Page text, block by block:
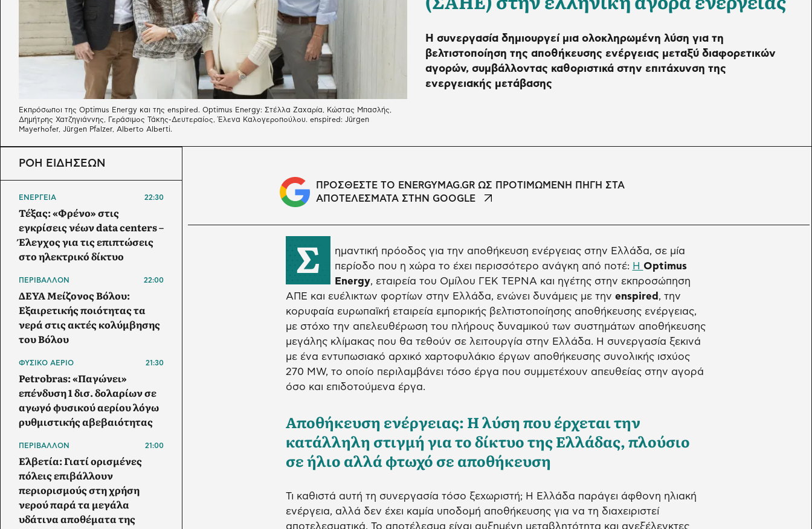
Η συνεργασία δημιουργεί μια ολοκληρωμένη λύση για τη
βελτιστοποίηση της αποθήκευσης ενέργειας μεταξύ διαφορετικών
αγορών, συμβάλλοντας καθοριστικά στην επιτάχυνση της
ενεργειακής μετάβασης
Εκπρόσωποι της Optimus Energy και της enspired. Optimus Energy: Στέλλα Ζαχαρία, Κώστας Μπασλής,
Δημήτρης Χατζηγιάννης, Γεράσιμος Τάκης-Δευτεραίος, Έλενα Καλογεροπούλου. enspired: Jürgen
Mayerhofer, Jürgen Pfalzer, Alberto Alberti.
ΠΡΟΣΘΕΣΤΕ ΤΟ ENERGYMAG.GR ΩΣ ΠΡΟΤΙΜΩΜΕΝΗ ΠΗΓΗ ΣΤΑ
ΑΠΟΤΕΛΕΣΜΑΤΑ ΣΤΗΝ GOOGLE
Σ
ημαντική πρόοδος για την αποθήκευση ενέργειας στην Ελλάδα, σε μία
περίοδο που η χώρα το έχει περισσότερο ανάγκη από ποτέ: Η Optimus
Energy, εταιρεία του Ομίλου ΓΕΚ ΤΕΡΝΑ και ηγέτης στην εκπροσώπηση
ΑΠΕ και ευέλικτων φορτίων στην Ελλάδα, ενώνει δυνάμεις με την enspired , την
κορυφαία ευρωπαϊκή εταιρεία εμπορικής βελτιστοποίησης αποθήκευσης ενέργειας,
με στόχο την απελευθέρωση του πλήρους δυναμικού των συστημάτων αποθήκευσης
μεγάλης κλίμακας που θα τεθούν σε λειτουργία στην Ελλάδα. Η συνεργασία ξεκινά
με ένα εντυπωσιακό αρχικό χαρτοφυλάκιο έργων αποθήκευσης συνολικής ισχύος
270 MW, το οποίο περιλαμβάνει τόσο έργα που συμμετέχουν απευθείας στην αγορά
όσο και επιδοτούμενα έργα.
Αποθήκευση ενέργειας: Η λύση που έρχεται την
κατάλληλη στιγμή για το δίκτυο της Ελλάδας, πλούσιο
σε ήλιο αλλά φτωχό σε αποθήκευση
Τι καθιστά αυτή τη συνεργασία τόσο ξεχωριστή; Η Ελλάδα παράγει άφθονη ηλιακή
ενέργεια, αλλά δεν έχει καμία υποδομή αποθήκευσης για να τη διαχειριστεί
αποτελεσματικά. Το αποτέλεσμα είναι αυξημένη μεταβλητότητα και ανεξέλεγκτες
ΡΟΗ ΕΙΔΗΣΕΩΝ
ΕΝΕΡΓΕΙΑ 22:30
Τέξας: «Φρένο» στις
εγκρίσεις νέων data centers –
Έλεγχος για τις επιπτώσεις
στο ηλεκτρικό δίκτυο
ΠΕΡΙΒΑΛΛΟΝ 22:00
ΔΕΥΑ Μείζονος Βόλου:
Εξαιρετικής ποιότητας τα
νερά στις ακτές κολύμβησης
του Βόλου
ΦΥΣΙΚΟ ΑΕΡΙΟ 21:30
Petrobras: «Παγώνει»
επένδυση 1 δισ. δολαρίων σε
αγωγό φυσικού αερίου λόγω
ρυθμιστικής αβεβαιότητας
ΠΕΡΙΒΑΛΛΟΝ 21:00
Ελβετία: Γιατί ορισμένες
πόλεις επιβάλλουν
περιορισμούς στη χρήση
νερού παρά τα μεγάλα
υδάτινα αποθέματα της